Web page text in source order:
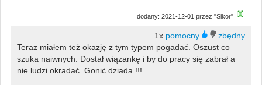
dodany: 2021-12-01 przez "Sikor"
1x
Teraz miałem też okazję z tym typem pogadać. Oszust co
szuka naiwnych. Dostał wiązankę i by do pracy się zabrał a
nie ludzi okradać. Gonić dziada !!!